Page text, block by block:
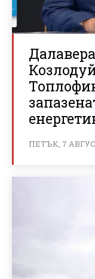
ПЕТЪК, 7